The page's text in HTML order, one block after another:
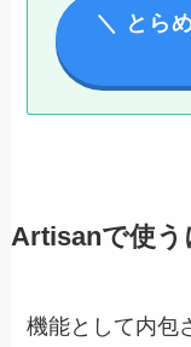
＼ とら
Artisanで使う
機能として内包